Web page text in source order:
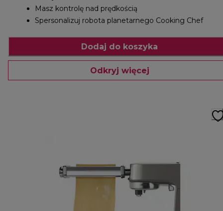
Masz kontrolę nad prędkością
Spersonalizuj robota planetarnego Cooking Chef
Dodaj do koszyka
Odkryj więcej